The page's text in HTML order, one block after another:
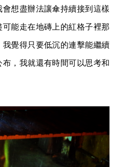
想盡辦法讓傘持續接到這樣
能走在地磚上的紅格子裡那
覺得只要低沉的連擊能繼續
，我就還有時間可以思考和